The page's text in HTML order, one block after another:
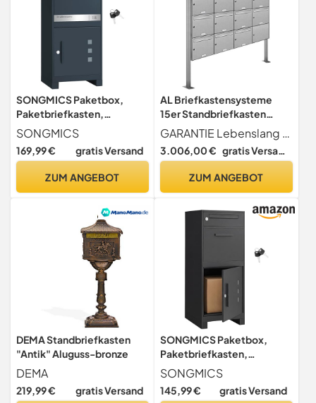
SONGMICS Paketbox,
Paketbriefkasten,
Briefkasten mit Paketfach,
personalisiert, Paketkasten
XXL, für Briefe, Pakete,
Schlüssel, Stahl, anthrazit
SONGMICS
169,99 € gratis Versand
ZUM ANGEBOT
AL Briefkastensysteme
15er Standbriefkasten
Standbriefkasten in
Edelstahl 15 Fach DIN A4
wetterfest Premium
GARANTIE Lebenslang gegen Durchrostung Liefergarantie für Ersatzteile und Zubehör + entspricht Europäischer Postnorm DIN 13724
3.006,00 € gratis Versand
ZUM ANGEBOT
DEMA Standbriefkasten
"Antik" Aluguss-bronze
DEMA
219,99 € gratis Versand
SONGMICS Paketbox,
Paketbriefkasten,
Briefkasten mit Paketfach,
Paketkasten XXL, für
Briefe, Pakete, Schloss mit
SONGMICS
145,99 € gratis Versand